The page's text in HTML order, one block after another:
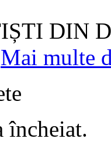
DIN
Mai multe
încheiat.